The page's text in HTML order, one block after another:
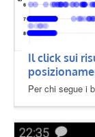
Il click sui
Per chi segue i